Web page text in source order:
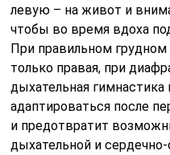
левую – на живот и
чтобы во время вдоха
При правильном
только правая, при
дыхательная
адаптироваться после
и предотвратит
дыхательной и